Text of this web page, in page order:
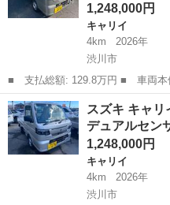
1,248,000円
キャリイ
4km
2026年
渋川市
■ 支払総額: 129.8万円 ■ 車両本体価格： 1,248,000 円 ■ メーカ
ー名： スズキ ■ 車種名： キ
ＫＣ農繁 ４ＷＤ デフロック デ
ト ＬＥＤ...
群馬 渋川市 キャリイ
スズキ キャ
デュアルセ
1,248,000円
キャリイ
4km
2026年
渋川市